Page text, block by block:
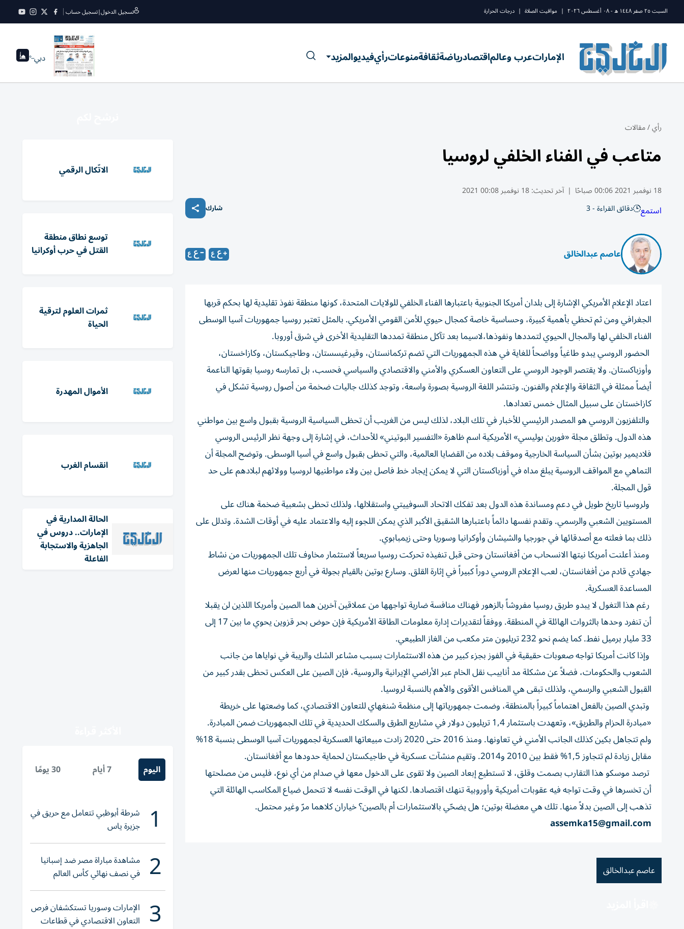
السبت ٢٥ صفر ١٤٤٨ ه - ٠٨ أغسطس ٢٠٢٦ | مواقيت الصلاة | درجات الحرارة تسجيل الدخول|تسجيل حساب
الإماراتعرب وعالماقتصادرياضةثقافةمنوعاترأيفيديوالمزيد دبي--°
رأي/مقالات
متاعب في الفناء الخلفي لروسيا
18 نوفمبر 2021 00:06 صباحًا | آخر تحديث:18 نوفمبر 00:08 2021
استمع دقائق القراءة - 3 شارك
عاصم عبدالخالق
اعتاد الإعلام الأمريكي الإشارة إلى بلدان أمريكا الجنوبية باعتبارها الفناء الخلفي للولايات المتحدة، كونها منطقة نفوذ تقليدية لها بحكم قربها
الجغرافي ومن ثم تحظي بأهمية كبيرة، وحساسية خاصة كمجال حيوي للأمن القومي الأمريكي. بالمثل تعتبر روسيا جمهوريات آسيا الوسطى
الفناء الخلفي لها والمجال الحيوي لتمددها ونفوذها،لاسيما بعد تآكل منطقة تمددها التقليدية الأخرى في شرق أوروبا.
الحضور الروسي يبدو طاغياً وواضحاً للغاية في هذه الجمهوريات التي تضم تركمانستان، وقيرغيسستان، وطاجيكستان، وكازاخستان،
وأوزباكستان. ولا يقتصر الوجود الروسي على التعاون العسكري والأمني والاقتصادي والسياسي فحسب، بل تمارسه روسيا بقوتها الناعمة
أيضاً ممثلة في الثقافة والإعلام والفنون. وتنتشر اللغة الروسية بصورة واسعة، وتوجد كذلك جاليات ضخمة من أصول روسية تشكل في
كازاخستان على سبيل المثال خمس تعدادها.
والتلفزيون الروسي هو المصدر الرئيسي للأخبار في تلك البلاد، لذلك ليس من الغريب أن تحظى السياسية الروسية بقبول واسع بين مواطني
هذه الدول. وتطلق مجلة «فورين بوليسي» الأمريكية اسم ظاهرة «التفسير البوتيني» للأحداث، في إشارة إلى وجهة نظر الرئيس الروسي
فلاديمير بوتين بشأن السياسة الخارجية وموقف بلاده من القضايا العالمية، والتي تحظى بقبول واسع في أسيا الوسطى. وتوضح المجلة أن
التماهي مع المواقف الروسية يبلغ مداه في أوزباكستان التي لا يمكن إيجاد خط فاصل بين ولاء مواطنيها لروسيا وولائهم لبلادهم على حد
قول المجلة.
ولروسيا تاريخ طويل في دعم ومساندة هذه الدول بعد تفكك الاتحاد السوفييتي واستقلالها، ولذلك تحظى بشعبية ضخمة هناك على
المستويين الشعبي والرسمي. وتقدم نفسها دائماً باعتبارها الشقيق الأكبر الذي يمكن اللجوء إليه والاعتماد عليه في أوقات الشدة. وتدلل على
ذلك بما فعلته مع أصدقائها في جورجيا والشيشان وأوكرانيا وسوريا وحتى زيمبابوي.
ومنذ أعلنت أمريكا نيتها الانسحاب من أفغانستان وحتى قبل تنفيذه تحركت روسيا سريعاً لاستثمار مخاوف تلك الجمهوريات من نشاط
جهادي قادم من أفغانستان، لعب الإعلام الروسي دوراً كبيراً في إثارة القلق. وسارع بوتين بالقيام بجولة في أربع جمهوريات منها لعرض
المساعدة العسكرية.
رغم هذا التغول لا يبدو طريق روسيا مفروشاً بالزهور فهناك منافسة ضارية تواجهها من عملاقين آخرين هما الصين وأمريكا اللذين لن يقبلا
أن تنفرد وحدها بالثروات الهائلة في المنطقة. ووفقاً لتقديرات إدارة معلومات الطاقة الأمريكية فإن حوض بحر قزوين يحوي ما بين 17 إلى
33 مليار برميل نفط. كما يضم نحو 232 تريليون متر مكعب من الغاز الطبيعي.
وإذا كانت أمريكا تواجه صعوبات حقيقية في الفوز بجزء كبير من هذه الاستثمارات بسبب مشاعر الشك والريبة في نواياها من جانب
الشعوب والحكومات، فضلاً عن مشكلة مد أنابيب نقل الخام عبر الأراضي الإيرانية والروسية، فإن الصين على العكس تحظى بقدر كبير من
القبول الشعبي والرسمي، ولذلك تبقى هي المنافس الأقوى والأهم بالنسبة لروسيا.
وتبدي الصين بالفعل اهتماماً كبيراً بالمنطقة، وضمت جمهورياتها إلى منظمة شنغهاي للتعاون الاقتصادي، كما وضعتها على خريطة
«مبادرة الحزام والطريق»، وتعهدت باستثمار 1,4 تريليون دولار في مشاريع الطرق والسكك الحديدية في تلك الجمهوريات ضمن المبادرة.
ولم تتجاهل بكين كذلك الجانب الأمني في تعاونها. ومنذ 2016 حتى 2020 زادت مبيعاتها العسكرية لجمهوريات آسيا الوسطى بنسبة 18%
مقابل زيادة لم تتجاوز 1,5% فقط بين 2010 و2014. وتقيم منشآت عسكرية في طاجيكستان لحماية حدودها مع أفغانستان.
ترصد موسكو هذا التقارب بصمت وقلق، لا تستطيع إبعاد الصين ولا تقوى على الدخول معها في صدام من أي نوع، فليس من مصلحتها
أن تخسرها في وقت تواجه فيه عقوبات أمريكية وأوروبية تنهك اقتصادها. لكنها في الوقت نفسه لا تتحمل ضياع المكاسب الهائلة التي
تذهب إلى الصين بدلاً منها. تلك هي معضلة بوتين؛ هل يضحّي بالاستثمارات أم بالصين؟ خياران كلاهما مرّ وغير محتمل.
assemka15@gmail.com
عاصم عبدالخالق
الاتّكال الرقمي
توسع نطاق منطقة
القتل في حرب أوكرانيا
ثمرات العلوم لترقية
الحياة
الأموال المهدرة
انقسام الغرب
الحالة المدارية في
الإمارات.. دروس في
الجاهزية والاستجابة
الفاعلة
اليوم 7 أيام 30 يومًا
1 شرطة أبوظبي تتعامل مع حريق في
جزيرة ياس
2 مشاهدة مباراة مصر ضد إسبانيا
في نصف نهائي كأس العالم
لناشئات اليد 2026
3 الإمارات وسوريا تستكشفان فرص
التعاون الاقتصادي في قطاعات